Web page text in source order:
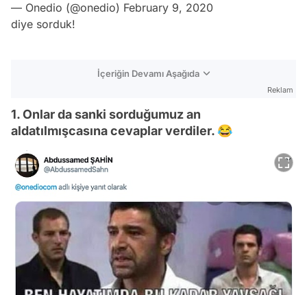
— Onedio (@onedio) February 9, 2020
diye sorduk!
İçeriğin Devamı Aşağıda
Reklam
1. Onlar da sanki sorduğumuz an
aldatılmışcasına cevaplar verdiler. 😂